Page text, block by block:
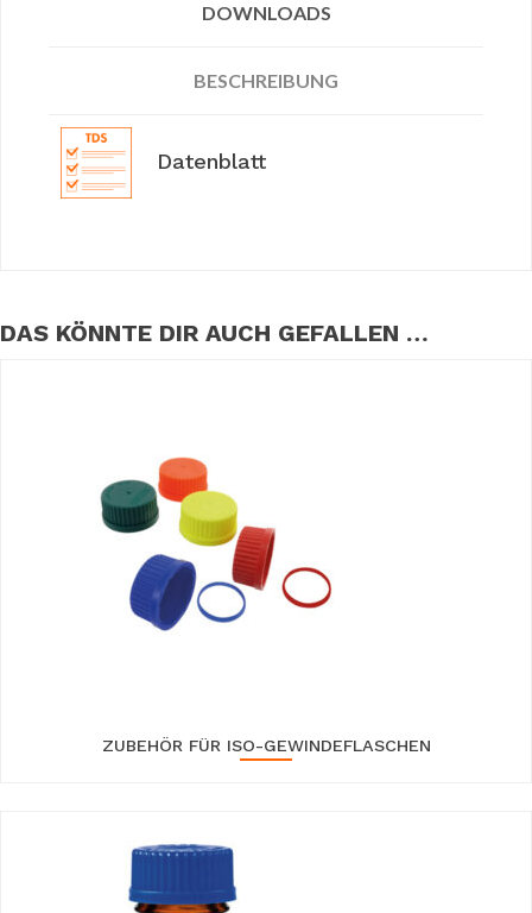
DOWNLOADS
BESCHREIBUNG
Datenblatt
DAS KÖNNTE DIR AUCH GEFALLEN …
ZUBEHÖR FÜR ISO-GEWINDEFLASCHEN